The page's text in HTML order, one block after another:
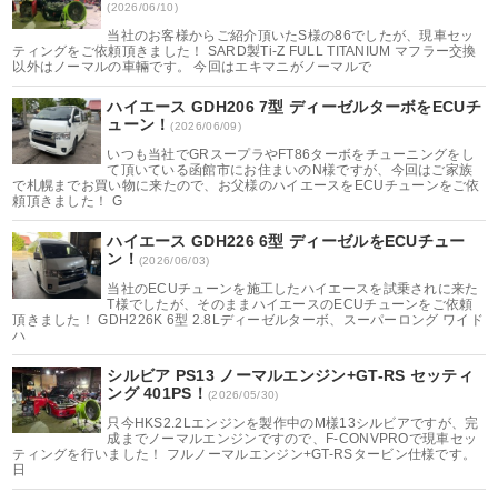
(2026/06/10)
当社のお客様からご紹介頂いたS様の86でしたが、現車セッ
ティングをご依頼頂きました！ SARD製Ti-Z FULL TITANIUM マフラー交換
以外はノーマルの車輛です。 今回はエキマニがノーマルで
ハイエース GDH206 7型 ディーゼルターボをECUチ
ューン！(2026/06/09)
いつも当社でGRスープラやFT86ターボをチューニングをし
て頂いている函館市にお住まいのN様ですが、今回はご家族
で札幌までお買い物に来たので、お父様のハイエースをECUチューンをご依
頼頂きました！ G
ハイエース GDH226 6型 ディーゼルをECUチュー
ン！ (2026/06/03)
当社のECUチューンを施工したハイエースを試乗されに来た
T様でしたが、そのままハイエースのECUチューンをご依頼
頂きました！ GDH226K 6型 2.8Lディーゼルターボ、スーパーロング ワイド
ハ
シルビア PS13 ノーマルエンジン+GT-RS セッティ
ング 401PS！ (2026/05/30)
只今HKS2.2Lエンジンを製作中のM様13シルビアですが、完
成までノーマルエンジンですので、F-CONVPROで現車セッ
ティングを行いました！ フルノーマルエンジン+GT-RSタービン仕様です。
日